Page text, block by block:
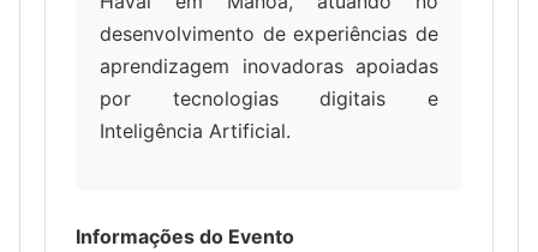
desenvolvimento de experiências de
aprendizagem inovadoras apoiadas
por tecnologias digitais e
Inteligência Artificial.
Informações do Evento